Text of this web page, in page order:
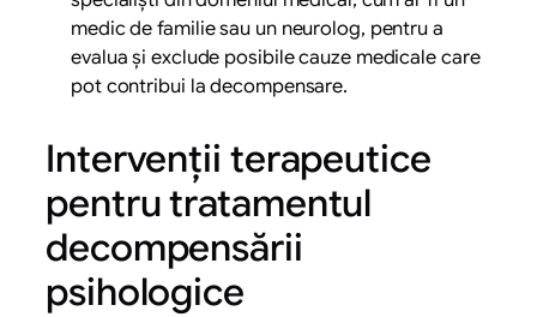
medic de familie sau un neurolog, pentru a
evalua și exclude posibile cauze medicale care
pot contribui la decompensare.
Intervenții terapeutice
pentru tratamentul
decompensării
psihologice